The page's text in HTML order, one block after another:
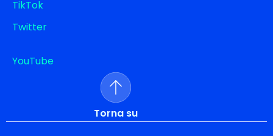
TikTok
Twitter
YouTube
Torna su